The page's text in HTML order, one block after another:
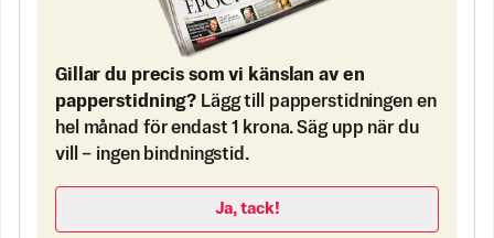
Gillar du precis som vi känslan av en
papperstidning? Lägg till papperstidningen en
hel månad för endast 1 krona. Säg upp när du
vill – ingen bindningstid.
Ja, tack!